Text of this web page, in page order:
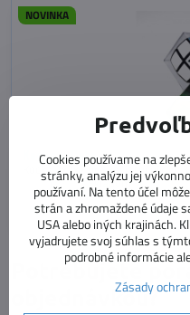
Kocka V-Cube 2
NOVINKA
Kocka 2x2x2 pre začiatočníkov,
Dostupnosť: Skladom
Potrebujete
objednávkou?
Cookies používame na
stránky, analýzu jej
používaní. Na tento účel
strán a zhromaždené údaje
USA alebo iných krajinách.
vyjadrujete svoj súhlas s
podrobné informácie
Zásady